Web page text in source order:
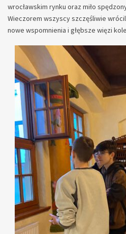
wrocławskim rynku oraz miło
Wieczorem wszyscy szczęśliwie
nowe wspomnienia i głębsze więzi